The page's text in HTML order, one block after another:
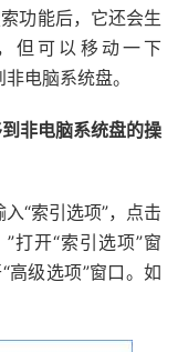
功能后，它还会生
但可以移动一下
电脑系统盘。
电脑系统盘的操
“索引选项”，点击
打开“索引选项”窗
高级选项”窗口。如